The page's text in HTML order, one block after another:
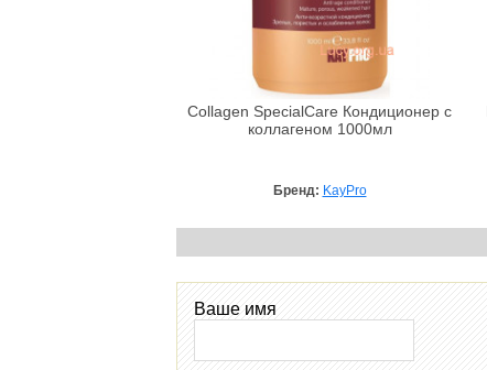
Collagen SpecialCare Кондиционер с
коллагеном 1000мл
Бренд: KayPro
Ваше имя